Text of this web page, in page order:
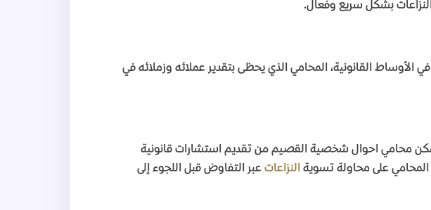
بشكل سريع وفعال.
في الأوساط القانونية، المحامي الذي يحظى بتقدير عملائه وزملائه في
محامي احوال شخصية القصيم من تقديم استشارات قانونية
المحامي على محاولة تسوية النزاعات عبر التفاوض قبل اللجوء إلى